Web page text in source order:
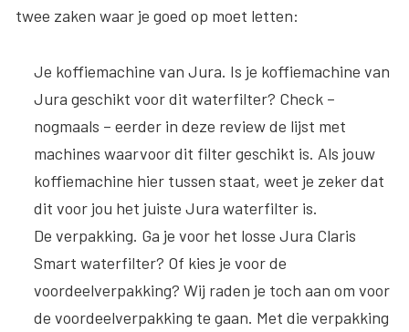
twee zaken waar je goed op moet letten:
Je koffiemachine van Jura. Is je koffiemachine van
Jura geschikt voor dit waterfilter? Check –
nogmaals – eerder in deze review de lijst met
machines waarvoor dit filter geschikt is. Als jouw
koffiemachine hier tussen staat, weet je zeker dat
dit voor jou het juiste Jura waterfilter is.
De verpakking. Ga je voor het losse Jura Claris
Smart waterfilter? Of kies je voor de
voordeelverpakking? Wij raden je toch aan om voor
de voordeelverpakking te gaan. Met die verpakking